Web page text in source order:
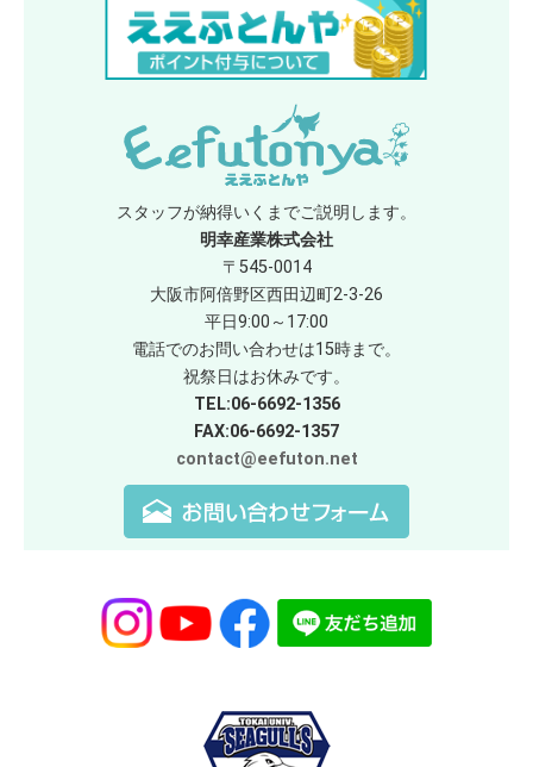
スタッフが納得いくまでご説明します。
明幸産業株式会社
〒545-0014
大阪市阿倍野区西田辺町2-3-26
平日9:00～17:00
電話でのお問い合わせは15時まで。
祝祭日はお休みです。
TEL:06-6692-1356
FAX:06-6692-1357
contact@eefuton.net